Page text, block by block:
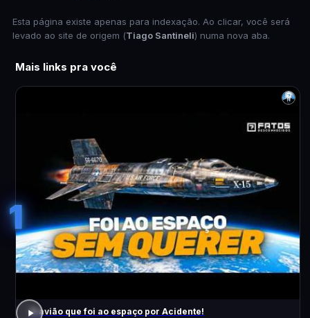
Esta página existe apenas para indexação. Ao clicar, você será
levado ao site de origem (Tiago Santineli) numa nova aba.
Mais links pra você
1
O avião que foi ao espaço por Acidente!